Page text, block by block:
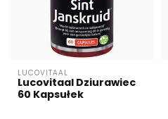
LUCOVITAAL
Lucovitaal Dziurawiec
60 Kapsułek